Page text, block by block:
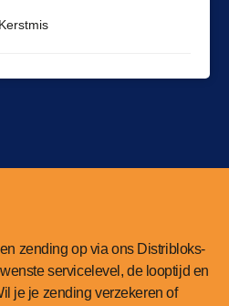
Kerstmis
zending op via ons Distribloks-
servicelevel, de looptijd en
je je zending verzekeren of